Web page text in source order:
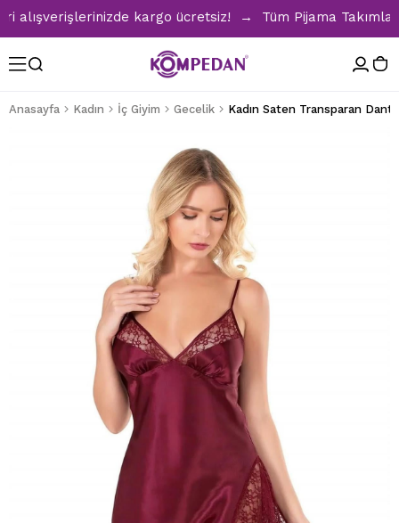
kargo ücretsiz! → Tüm Pijama
Anasayfa Kadın İç Giyim Gecelik